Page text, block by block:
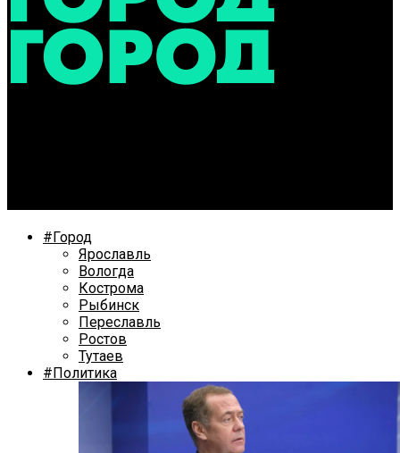
#Город
Ярославль
Вологда
Кострома
Рыбинск
Переславль
Ростов
Тутаев
#Политика